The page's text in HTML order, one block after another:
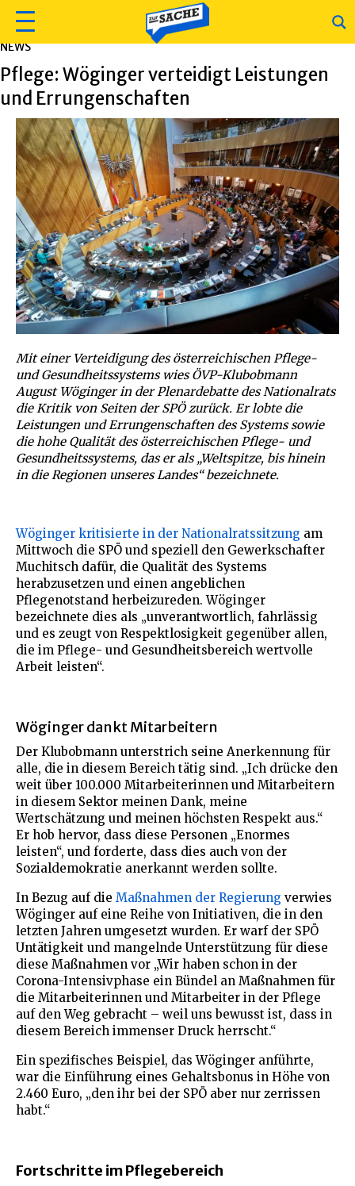
NEWS
Pflege: Wöginger verteidigt Leistungen
und Errungenschaften
Mit einer Verteidigung des österreichischen Pflege-
und Gesundheitssystems wies ÖVP-Klubobmann
August Wöginger in der Plenardebatte des Nationalrats
die Kritik von Seiten der SPÖ zurück. Er lobte die
Leistungen und Errungenschaften des Systems sowie
die hohe Qualität des österreichischen Pflege- und
Gesundheitssystems, das er als „Weltspitze, bis hinein
in die Regionen unseres Landes“ bezeichnete.
Wöginger kritisierte in der Nationalratssitzung am
Mittwoch die SPÖ und speziell den Gewerkschafter
Muchitsch dafür, die Qualität des Systems
herabzusetzen und einen angeblichen
Pflegenotstand herbeizureden. Wöginger
bezeichnete dies als „unverantwortlich, fahrlässig
und es zeugt von Respektlosigkeit gegenüber allen,
die im Pflege- und Gesundheitsbereich wertvolle
Arbeit leisten“.
Wöginger dankt Mitarbeitern
Der Klubobmann unterstrich seine Anerkennung für
alle, die in diesem Bereich tätig sind. „Ich drücke den
weit über 100.000 Mitarbeiterinnen und Mitarbeitern
in diesem Sektor meinen Dank, meine
Wertschätzung und meinen höchsten Respekt aus.“
Er hob hervor, dass diese Personen „Enormes
leisten“, und forderte, dass dies auch von der
Sozialdemokratie anerkannt werden sollte.
In Bezug auf die Maßnahmen der Regierung verwies
Wöginger auf eine Reihe von Initiativen, die in den
letzten Jahren umgesetzt wurden. Er warf der SPÖ
Untätigkeit und mangelnde Unterstützung für diese
diese Maßnahmen vor „Wir haben schon in der
Corona-Intensivphase ein Bündel an Maßnahmen für
die Mitarbeiterinnen und Mitarbeiter in der Pflege
auf den Weg gebracht – weil uns bewusst ist, dass in
diesem Bereich immenser Druck herrscht.“
Ein spezifisches Beispiel, das Wöginger anführte,
war die Einführung eines Gehaltsbonus in Höhe von
2.460 Euro, „den ihr bei der SPÖ aber nur zerrissen
habt.“
Fortschritte im Pflegebereich